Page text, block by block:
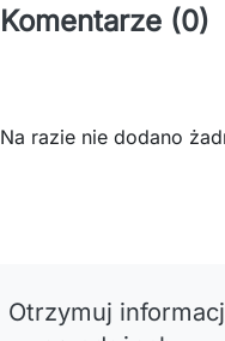
Komentarze (0)
Na razie nie dodano
Otrzymuj